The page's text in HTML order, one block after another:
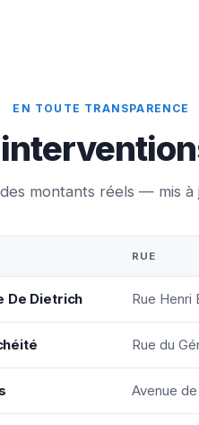
EN TOUTE TRANSPARENCE
montants réels — mis à
RUE
De Dietrich Rue Henri
Rue du
Avenue